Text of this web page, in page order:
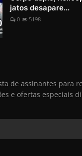
jatos desapare...
0 5198
de assinantes para
e ofertas especiais